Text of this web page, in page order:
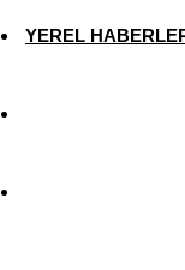
YEREL